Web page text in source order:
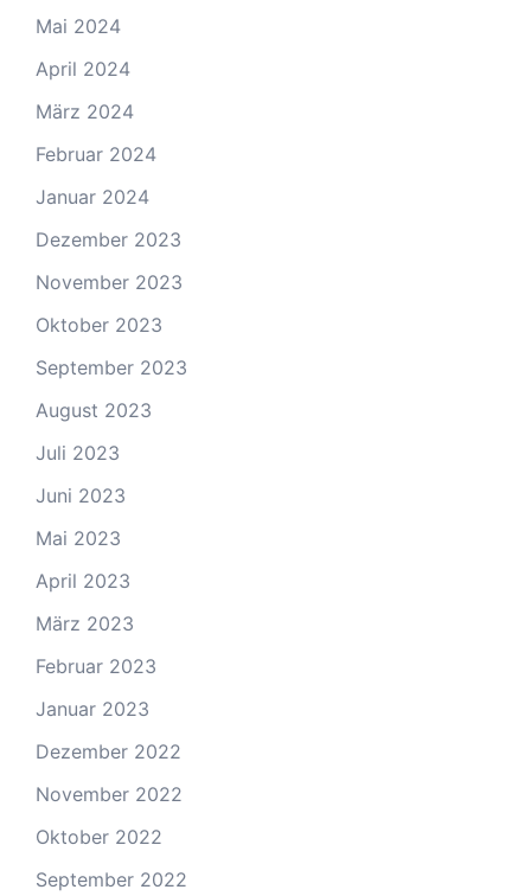
Mai 2024
April 2024
März 2024
Februar 2024
Januar 2024
Dezember 2023
November 2023
Oktober 2023
September 2023
August 2023
Juli 2023
Juni 2023
Mai 2023
April 2023
März 2023
Februar 2023
Januar 2023
Dezember 2022
November 2022
Oktober 2022
September 2022